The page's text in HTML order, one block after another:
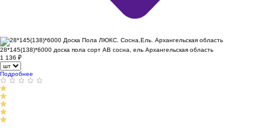
28*145(138)*6000 доска пола сорт АВ сосна, ель Архангельская область
1 136 ₽
Подробнее